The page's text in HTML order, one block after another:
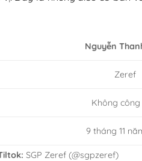
Nguyễn
Zeref
Không công
9 tháng 11
SGP Zeref (@sgpzeref)